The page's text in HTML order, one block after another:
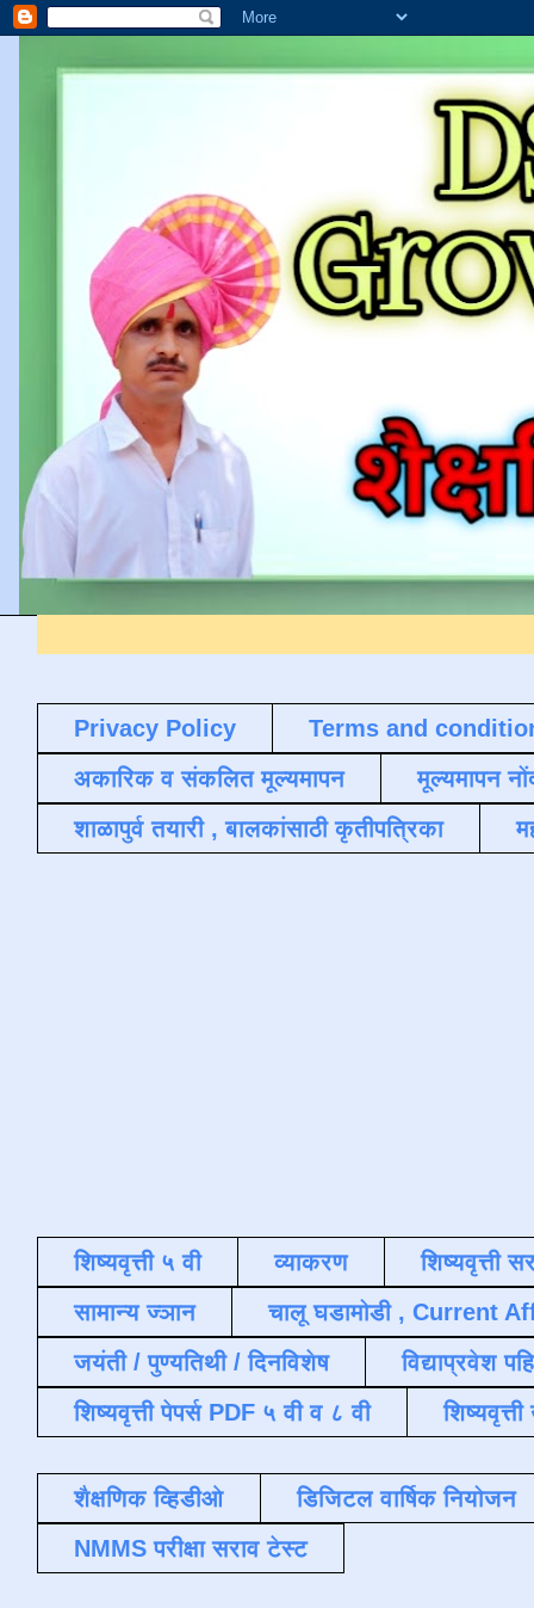
Privacy Policy
Terms and
अकारिक व संकलित मूल्यमापन
मूल्यमापन
शाळापुर्व तयारी , बालकांसाठी कृतीपत्रिका
शिष्यवृत्ती ५ वी व्याकरण
शिष्यवृत्ती
सामान्य ज्ञान
चालू घडामोडी , Current
जयंती / पुण्यतिथी / दिनविशेष
विद्याप्रवेश
शिष्यवृत्ती पेपर्स PDF ५ वी व ८ वी
शैक्षणिक व्हिडीओ
डिजिटल वार्षिक नियोजन
NMMS परीक्षा सराव टेस्ट